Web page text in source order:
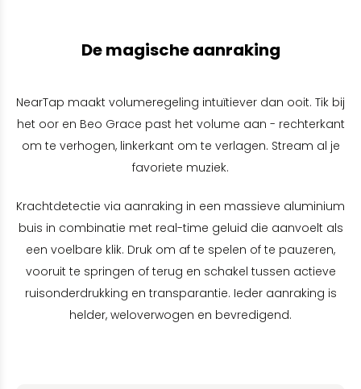
De magische aanraking
NearTap maakt volumeregeling intuïtiever dan ooit. Tik bij
het oor en Beo Grace past het volume aan - rechterkant
om te verhogen, linkerkant om te verlagen. Stream al je
favoriete muziek.
Krachtdetectie via aanraking in een massieve aluminium
buis in combinatie met real-time geluid die aanvoelt als
een voelbare klik. Druk om af te spelen of te pauzeren,
vooruit te springen of terug en schakel tussen actieve
ruisonderdrukking en transparantie. Ieder aanraking is
helder, weloverwogen en bevredigend.